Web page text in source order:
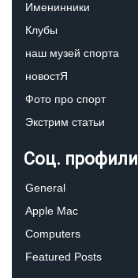
Именинники
Клубы
наш музей спорта
новостЯ
Фото про спорт
Экстрим статьи
Соц. профили
General
Apple Mac
Computers
Featured Posts